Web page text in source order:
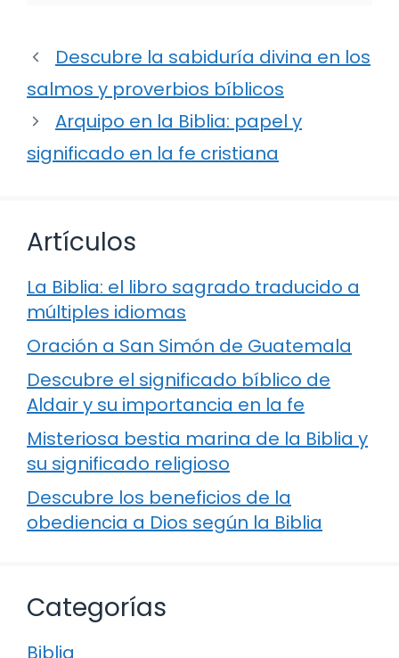
Descubre la sabiduría divina en los
salmos y proverbios bíblicos
Arquipo en la Biblia: papel y
significado en la fe cristiana
Artículos
La Biblia: el libro sagrado traducido a
múltiples idiomas
Oración a San Simón de Guatemala
Descubre el significado bíblico de
Aldair y su importancia en la fe
Misteriosa bestia marina de la Biblia y
su significado religioso
Descubre los beneficios de la
obediencia a Dios según la Biblia
Categorías
Biblia